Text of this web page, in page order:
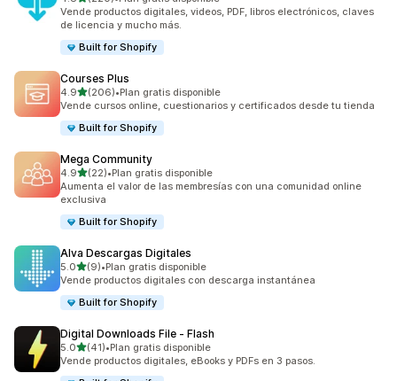
220 reseñas en total
Vende productos digitales, videos, PDF, libros electrónicos, claves
de licencia y mucho más.
Built for Shopify
Courses Plus
4.9de 5 estrellas
(206)
206 reseñas en total
•Plan gratis disponible
Vende cursos online, cuestionarios y certificados desde tu tienda
Built for Shopify
Mega Community
4.9de 5 estrellas
(22)
22 reseñas en total
•Plan gratis disponible
Aumenta el valor de las membresías con una comunidad online
exclusiva
Built for Shopify
Alva Descargas Digitales
5.0de 5 estrellas
(9)
9 reseñas en total
•Plan gratis disponible
Vende productos digitales con descarga instantánea
Built for Shopify
Digital Downloads File ‑ Flash
5.0de 5 estrellas
(41)
41 reseñas en total
•Plan gratis disponible
Vende productos digitales, eBooks y PDFs en 3 pasos.